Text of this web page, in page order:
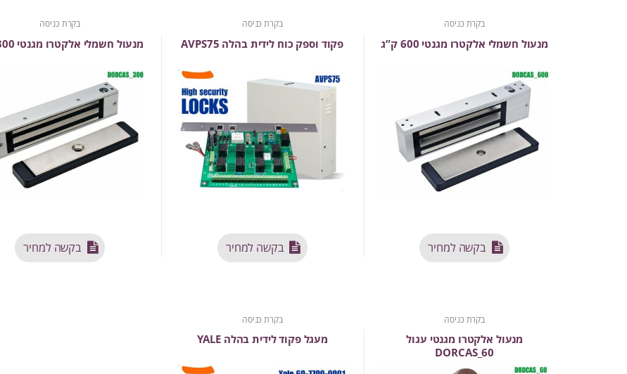
בקרת כניסה
מנעול חשמלי אלקטרו מגנטי 600 ק”ג
בקשה למחיר
בקרת כניסה
פקוד וספק כוח לידית בהלה AVPS75
בקשה למחיר
בקרת כניסה
מנעול חשמלי אלקטרו מגנטי 300 ק”ג
בקשה למחיר
בקרת כניסה
מנעול אלקטרו מגנטי עגול
DORCAS_60
בקרת כניסה
מעגל פקוד לידית בהלה YALE